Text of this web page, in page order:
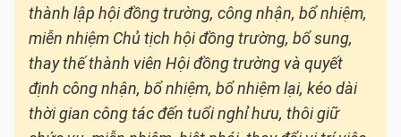
thành lập hội đồng trường, công nhận, bổ nhiệm,
miễn nhiệm Chủ tịch hội đồng trường, bổ sung,
thay thế thành viên Hội đồng trường và quyết
định công nhận, bổ nhiệm, bổ nhiệm lại, kéo dài
thời gian công tác đến tuổi nghỉ hưu, thôi giữ